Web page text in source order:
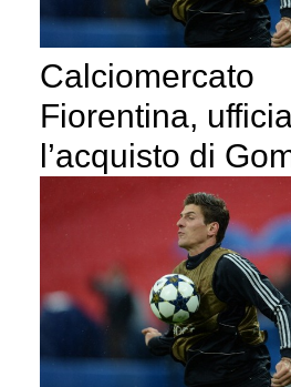
Calciomercato
Fiorentina,
l’acquisto di